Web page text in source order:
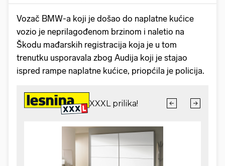
Vozač BMW-a koji je došao do naplatne kućice
vozio je neprilagođenom brzinom i naletio na
Škodu mađarskih registracija koja je u tom
trenutku usporavala zbog Audija koji je stajao
ispred rampe naplatne kućice, priopćila je policija.